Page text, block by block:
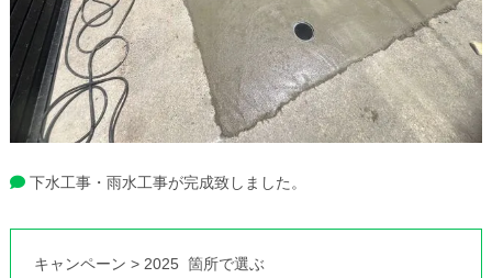
下水工事・雨水工事が完成致しました。
キャンペーン > 2025 箇所で選ぶ